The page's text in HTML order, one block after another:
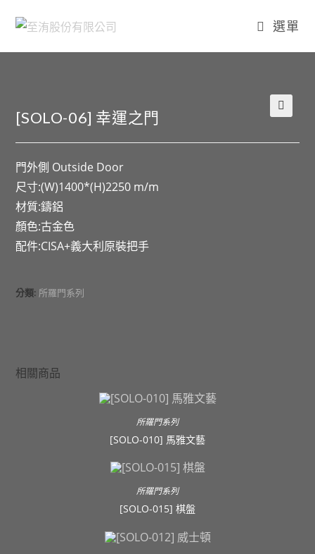
選單
[SOLO-06] 幸運之門
門外側 Outside Door
尺寸:(W)1400*(H)2250 m/m
材質:鑄鋁
顏色:古金色
配件:CISA+義大利原裝把手
分類: 所羅門系列
相關商品
所羅門系列
[SOLO-010] 馬雅文藝
所羅門系列
[SOLO-015] 棋盤